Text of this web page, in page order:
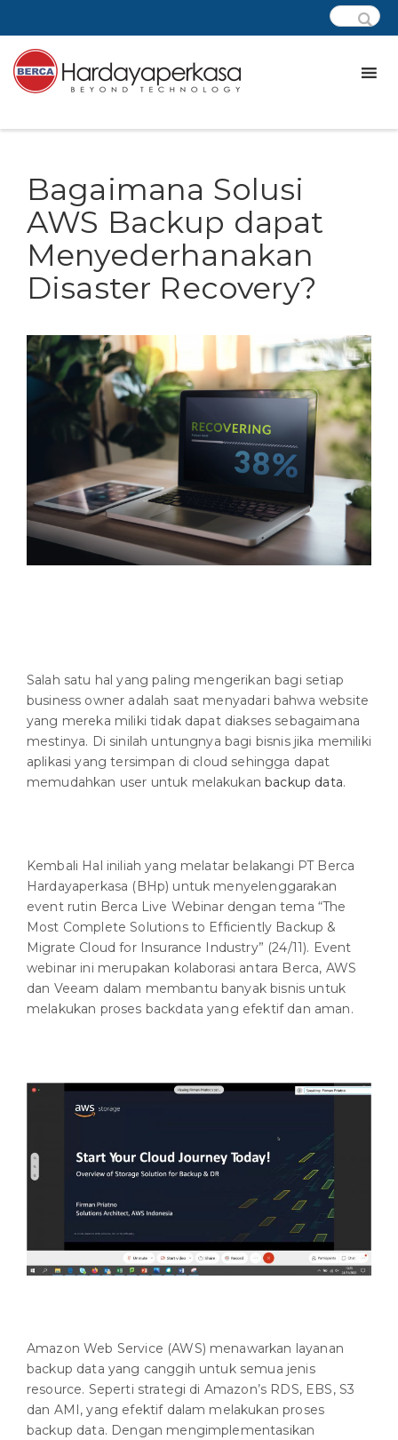
Bagaimana Solusi
AWS Backup dapat
Menyederhanakan
Disaster Recovery?
Salah satu hal yang paling mengerikan bagi setiap
business owner adalah saat menyadari bahwa website
yang mereka miliki tidak dapat diakses sebagaimana
mestinya. Di sinilah untungnya bagi bisnis jika memiliki
aplikasi yang tersimpan di cloud sehingga dapat
memudahkan user untuk melakukanbackup data.
Kembali Hal iniliah yang melatar belakangi PT Berca
Hardayaperkasa (BHp) untuk menyelenggarakan
event rutin Berca Live Webinar dengan tema “The
Most Complete Solutions to Efficiently Backup &
Migrate Cloud for Insurance Industry” (24/11). Event
webinar ini merupakan kolaborasi antara Berca, AWS
dan Veeam dalam membantu banyak bisnis untuk
melakukan proses backdata yang efektif dan aman.
Amazon Web Service (AWS) menawarkan layanan
backup data yang canggih untuk semua jenis
resource. Seperti strategi di Amazon’s RDS, EBS, S3
dan AMI, yang efektif dalam melakukan proses
backup data. Dengan mengimplementasikan